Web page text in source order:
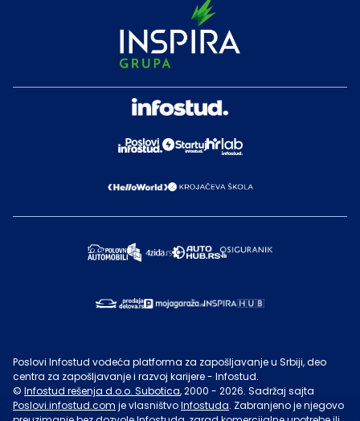
Poslovi Infostud vodeća platforma za zapošljavanje u Srbiji, deo
centra za zapošljavanje i razvoj karijere - Infostud.
© Infostud rešenja d.o.o. Subotica, 2000 - 2026. Sadržaj sajta
Poslovi.infostud.com je vlasništvoInfostuda. Zabranjeno je njegovo